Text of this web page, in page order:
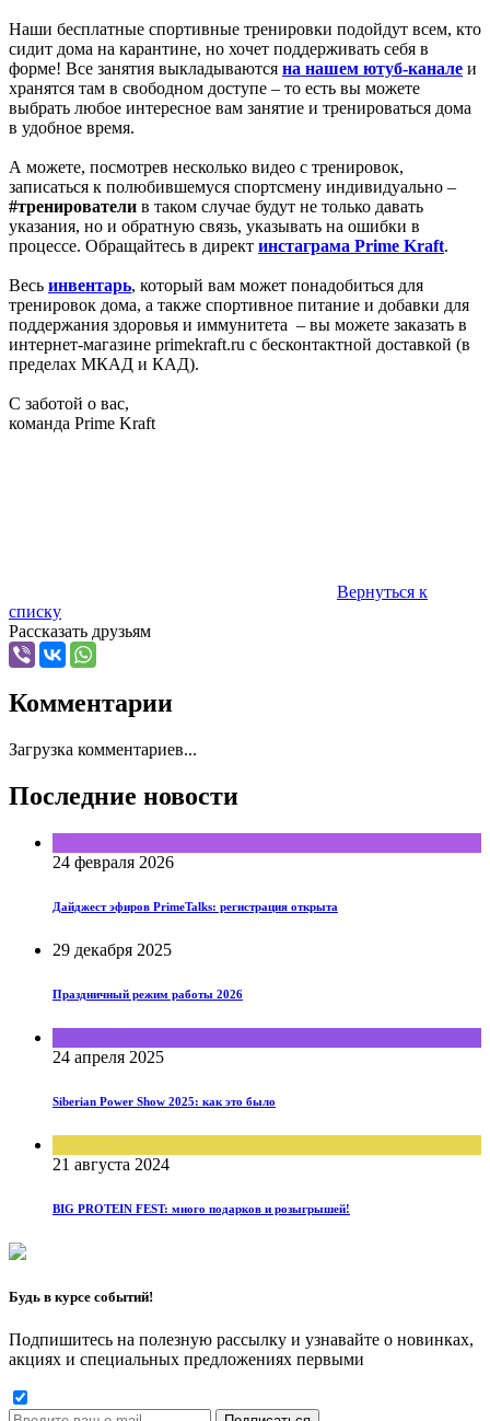
Наши бесплатные спортивные тренировки подойдут всем, кто
сидит дома на карантине, но хочет поддерживать себя в
форме! Все занятия выкладываются на нашем ютуб-канале и
хранятся там в свободном доступе – то есть вы можете
выбрать любое интересное вам занятие и тренироваться дома
в удобное время.
А можете, посмотрев несколько видео с тренировок,
записаться к полюбившемуся спортсмену индивидуально –
#тренирователи в таком случае будут не только давать
указания, но и обратную связь, указывать на ошибки в
процессе. Обращайтесь в директ инстаграма Prime Kraft.
Весь инвентарь, который вам может понадобиться для
тренировок дома, а также спортивное питание и добавки для
поддержания здоровья и иммунитета – вы можете заказать в
интернет-магазине primekraft.ru с бесконтактной доставкой (в
пределах МКАД и КАД).
С заботой о вас,
команда Prime Kraft
Вернуться к
списку
Рассказать друзьям
Комментарии
Загрузка комментариев...
Последние новости
24 февраля 2026
Дайджест эфиров PrimeTalks: регистрация открыта
29 декабря 2025
Праздничный режим работы 2026
24 апреля 2025
Siberian Power Show 2025: как это было
21 августа 2024
BIG PROTEIN FEST: много подарков и розыгрышей!
Будь в курсе событий!
Подпишитесь на полезную рассылку и узнавайте о новинках,
акциях и специальных предложениях первыми